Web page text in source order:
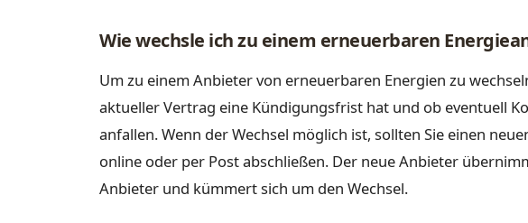
Wie wechsle ich zu einem erneuerbaren
Um zu einem Anbieter von erneuerbaren Energien zu
aktueller Vertrag eine Kündigungsfrist hat und ob eventuell
anfallen. Wenn der Wechsel möglich ist, sollten Sie einen
online oder per Post abschließen. Der neue Anbieter
Anbieter und kümmert sich um den Wechsel.